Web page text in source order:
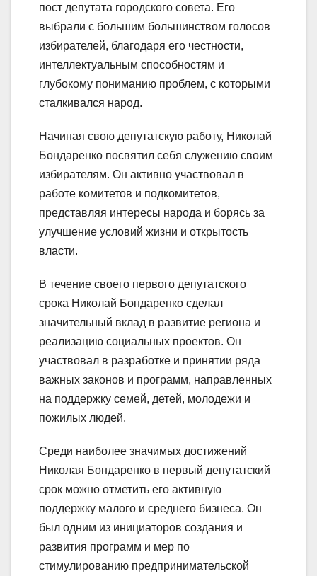
пост депутата городского совета. Его
выбрали с большим большинством голосов
избирателей, благодаря его честности,
интеллектуальным способностям и
глубокому пониманию проблем, с которыми
сталкивался народ.
Начиная свою депутатскую работу, Николай
Бондаренко посвятил себя служению своим
избирателям. Он активно участвовал в
работе комитетов и подкомитетов,
представляя интересы народа и борясь за
улучшение условий жизни и открытость
власти.
В течение своего первого депутатского
срока Николай Бондаренко сделал
значительный вклад в развитие региона и
реализацию социальных проектов. Он
участвовал в разработке и принятии ряда
важных законов и программ, направленных
на поддержку семей, детей, молодежи и
пожилых людей.
Среди наиболее значимых достижений
Николая Бондаренко в первый депутатский
срок можно отметить его активную
поддержку малого и среднего бизнеса. Он
был одним из инициаторов создания и
развития программ и мер по
стимулированию предпринимательской